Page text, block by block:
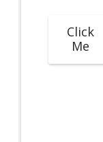
Click
Me